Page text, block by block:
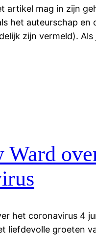
artikel mag in zijn
het auteurschap en
zijn vermeld). Als
Ward
het coronavirus 4
liefdevolle groeten